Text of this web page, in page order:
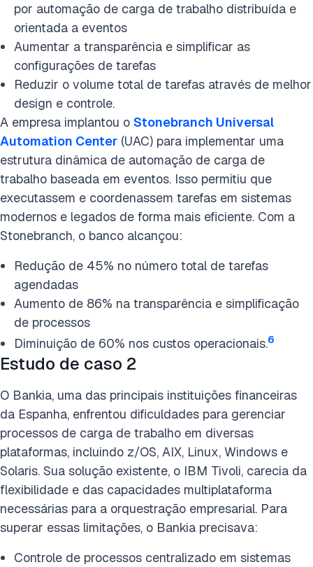
por automação de carga de trabalho distribuída e
orientada a eventos
Aumentar a transparência e simplificar as
configurações de tarefas
Reduzir o volume total de tarefas através de melhor
design e controle.
A empresa implantou o Stonebranch Universal
Automation Center (UAC) para implementar uma
estrutura dinâmica de automação de carga de
trabalho baseada em eventos. Isso permitiu que
executassem e coordenassem tarefas em sistemas
modernos e legados de forma mais eficiente. Com a
Stonebranch, o banco alcançou:
Redução de 45% no número total de tarefas
agendadas
Aumento de 86% na transparência e simplificação
de processos
Diminuição de 60% nos custos operacionais.6
Estudo de caso 2
O Bankia, uma das principais instituições financeiras
da Espanha, enfrentou dificuldades para gerenciar
processos de carga de trabalho em diversas
plataformas, incluindo z/OS, AIX, Linux, Windows e
Solaris. Sua solução existente, o IBM Tivoli, carecia da
flexibilidade e das capacidades multiplataforma
necessárias para a orquestração empresarial. Para
superar essas limitações, o Bankia precisava:
Controle de processos centralizado em sistemas